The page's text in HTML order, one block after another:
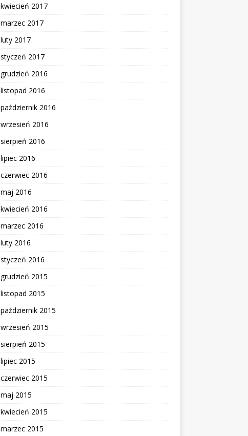
kwiecień 2017
marzec 2017
luty 2017
styczeń 2017
grudzień 2016
listopad 2016
październik 2016
wrzesień 2016
sierpień 2016
lipiec 2016
czerwiec 2016
maj 2016
kwiecień 2016
marzec 2016
luty 2016
styczeń 2016
grudzień 2015
listopad 2015
październik 2015
wrzesień 2015
sierpień 2015
lipiec 2015
czerwiec 2015
maj 2015
kwiecień 2015
marzec 2015